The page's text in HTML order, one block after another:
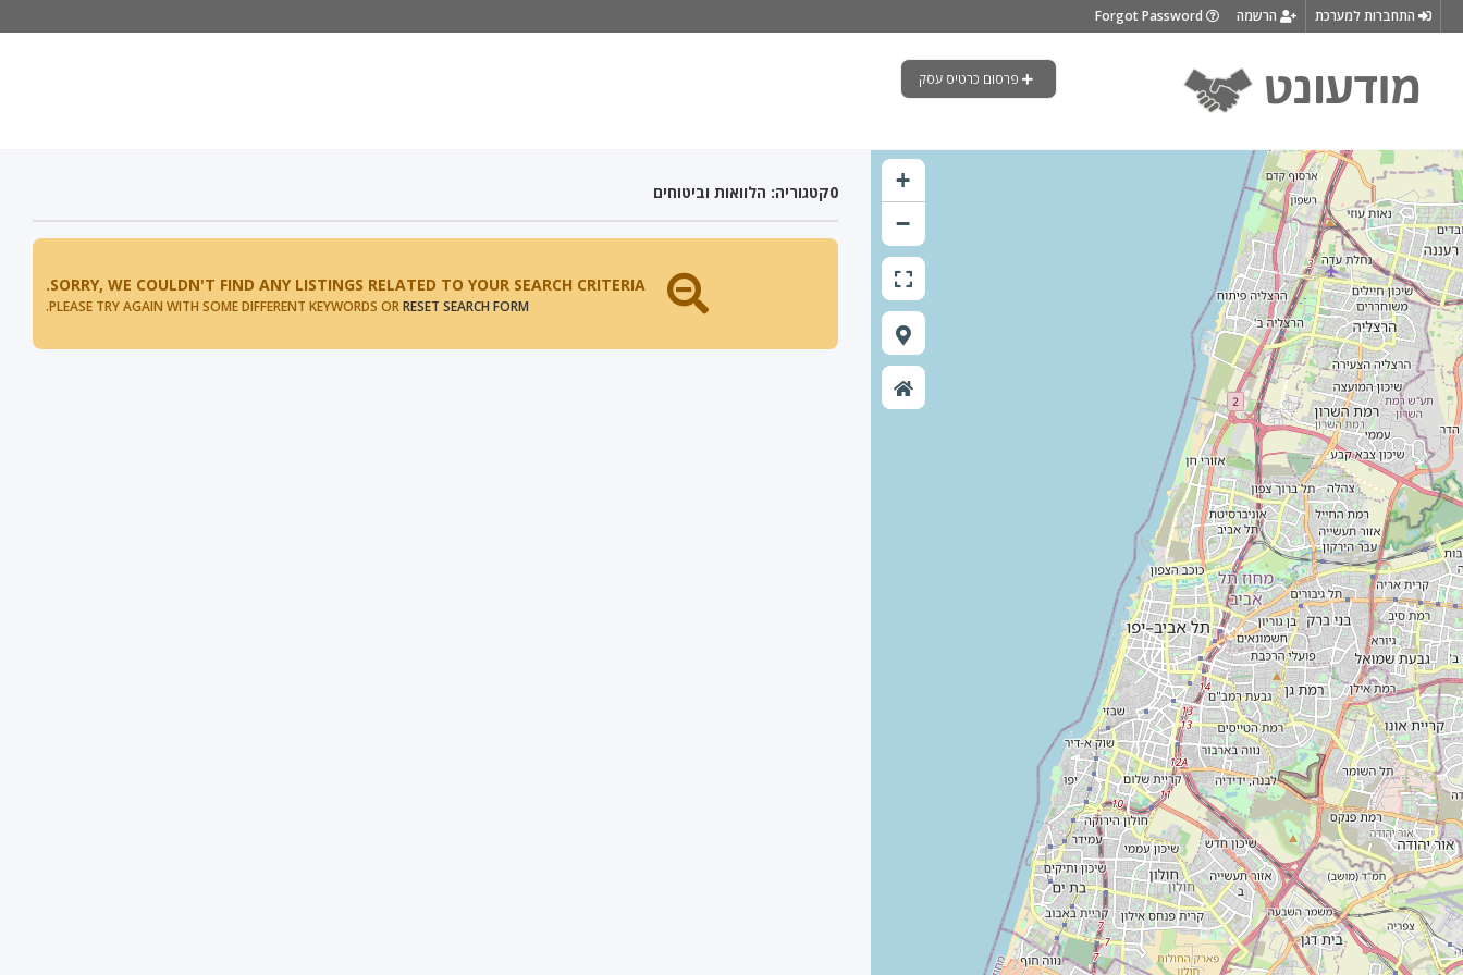
התחברות למערכת הרשמה
פרסום כרטיס עסק
+
−
קטגוריה: הלוואות וביטוחים0
SORRY, WE COULDN'T FIND ANY LISTINGS RELATED TO YOUR SEARCH CRITERIA.
PLEASE TRY AGAIN WITH SOME DIFFERENT KEYWORDS OR RESET SEARCH FORM
.